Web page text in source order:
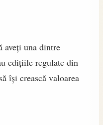
aveți una dintre
edițiile regulate din
își crească valoarea